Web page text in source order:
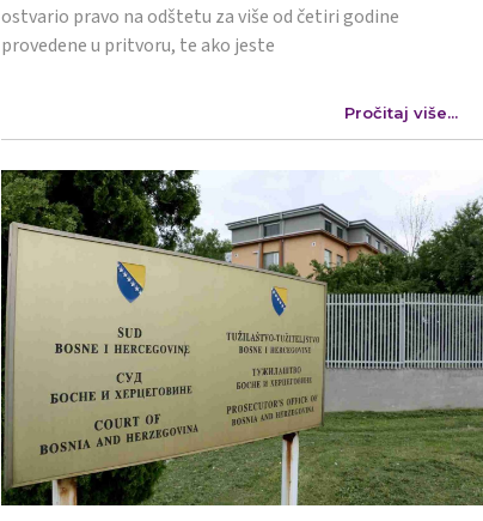
ostvario pravo na odštetu za više od četiri godine
provedene u pritvoru, te ako jeste
Pročitaj više...